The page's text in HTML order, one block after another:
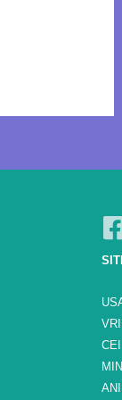
CEI